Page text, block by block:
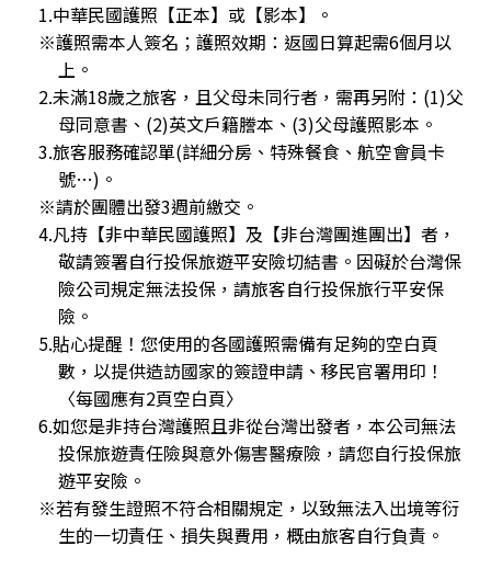
1.中華民國護照【正本】或【影本】。
※護照需本人簽名；護照效期：返國日算起需6個月以
上。
2.未滿18歲之旅客，且父母未同行者，需再另附：(1)父
母同意書、(2)英文戶籍謄本、(3)父母護照影本。
3.旅客服務確認單(詳細分房、特殊餐食、航空會員卡
號…)。
※請於團體出發3週前繳交。
4.凡持【非中華民國護照】及【非台灣團進團出】者，
敬請簽署自行投保旅遊平安險切結書。因礙於台灣保
險公司規定無法投保，請旅客自行投保旅行平安保
險。
5.貼心提醒！您使用的各國護照需備有足夠的空白頁
數，以提供造訪國家的簽證申請、移民官署用印！
〈每國應有2頁空白頁〉
6.如您是非持台灣護照且非從台灣出發者，本公司無法
投保旅遊責任險與意外傷害醫療險，請您自行投保旅
遊平安險。
※若有發生證照不符合相關規定，以致無法入出境等衍
生的一切責任、損失與費用，概由旅客自行負責。